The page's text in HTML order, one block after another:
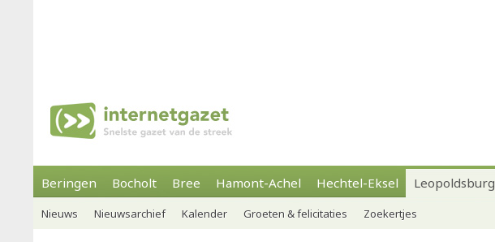
Beringen Bocholt Bree Hamont-Achel Hechtel-Eksel Leopoldsburg
Nieuws Nieuwsarchief Kalender Groeten & felicitaties Zoekertjes